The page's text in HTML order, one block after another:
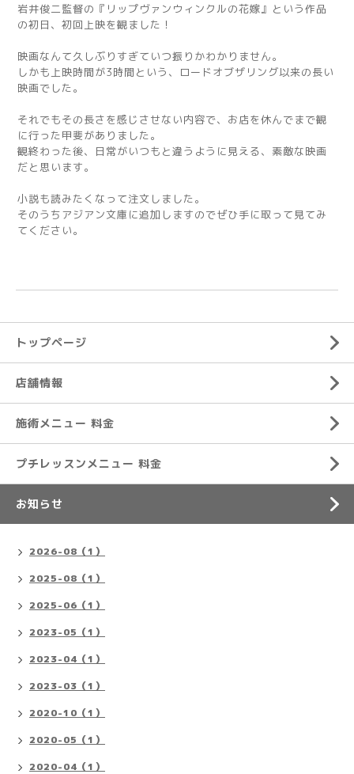
岩井俊二監督の『リップヴァンウィンクルの花嫁』という作品
の初日、初回上映を観ました！
映画なんて久しぶりすぎていつ振りかわかりません。
しかも上映時間が3時間という、ロードオブザリング以来の長い
映画でした。
それでもその長さを感じさせない内容で、お店を休んでまで観
に行った甲斐がありました。
観終わった後、日常がいつもと違うように見える、素敵な映画
だと思います。
小説も読みたくなって注文しました。
そのうちアジアン文庫に追加しますのでぜひ手に取って見てみ
てください。
トップページ
店舗情報
施術メニュー 料金
プチレッスンメニュー 料金
お知らせ
2026-08（1）
2025-08（1）
2025-06（1）
2023-05（1）
2023-04（1）
2023-03（1）
2020-10（1）
2020-05（1）
2020-04（1）